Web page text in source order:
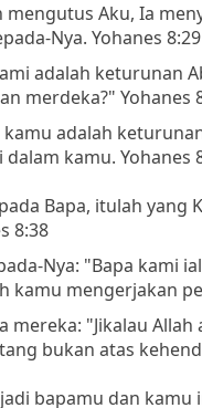
mengutus Aku, Ia
Nya. Yohanes 8:29
adalah keturunan
merdeka?" Yohanes
kamu adalah
kamu. Yohanes
Bapa, itulah
8:38
Nya: "Bapa kami
kamu mengerjakan
mereka: "Jikalau
bukan atas
bapamu dan